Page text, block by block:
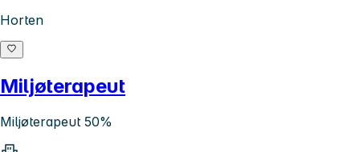
Horten
Miljøterapeut
Miljøterapeut 50%